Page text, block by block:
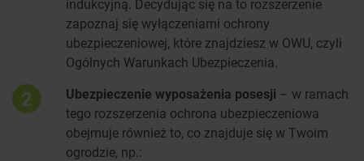
zapoznaj się wyłączeniami ochrony
ubezpieczeniowej, które znajdziesz w OWU, czyli
Ogólnych Warunkach Ubezpieczenia.
2 Ubezpieczenie wyposażenia posesji – w ramach
tego rozszerzenia ochrona ubezpieczeniowa
obejmuje również to, co znajduje się w Twoim
ogrodzie, np.: